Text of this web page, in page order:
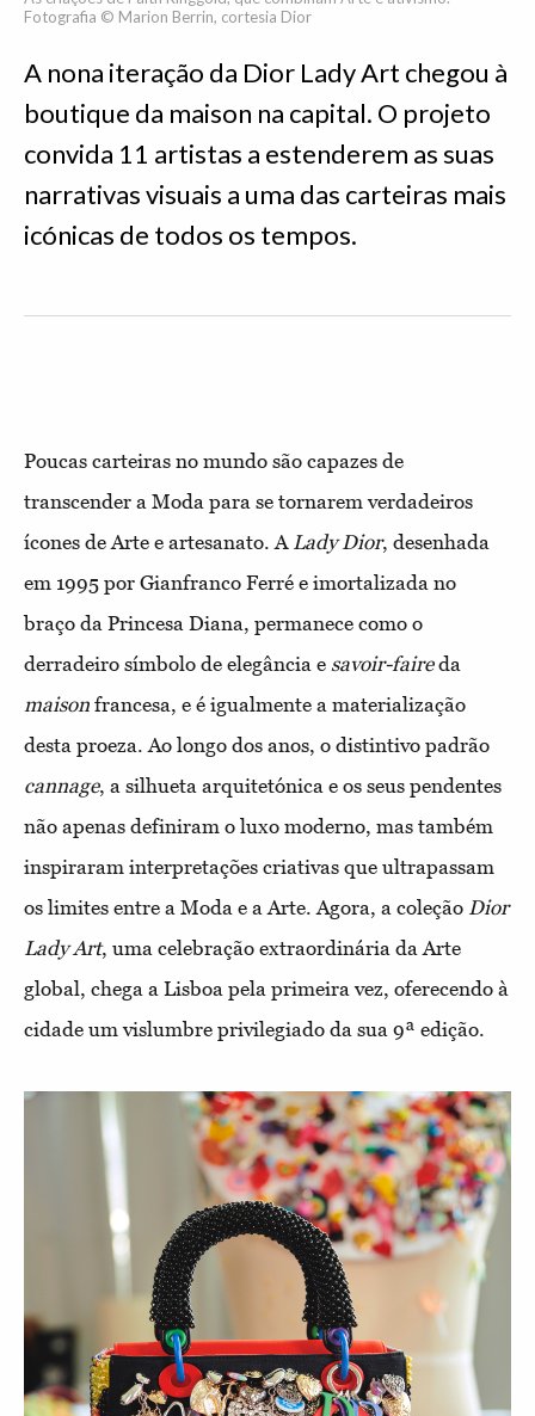
Fotografia © Marion Berrin, cortesia Dior
A nona iteração da Dior Lady Art chegou à
boutique da maison na capital. O projeto
convida 11 artistas a estenderem as suas
narrativas visuais a uma das carteiras mais
icónicas de todos os tempos.
Poucas carteiras no mundo são capazes de
transcender a Moda para se tornarem verdadeiros
ícones de Arte e artesanato. A Lady Dior, desenhada
em 1995 por Gianfranco Ferré e imortalizada no
braço da Princesa Diana, permanece como o
derradeiro símbolo de elegância e savoir-faireda
maison francesa, e é igualmente a materialização
desta proeza. Ao longo dos anos, o distintivo padrão
cannage, a silhueta arquitetónica e os seus pendentes
não apenas definiram o luxo moderno, mas também
inspiraram interpretações criativas que ultrapassam
os limites entre a Moda e a Arte. Agora, a coleção Dior
Lady Art, uma celebração extraordinária da Arte
global, chega a Lisboa pela primeira vez, oferecendo à
cidade um vislumbre privilegiado da sua 9ª edição.